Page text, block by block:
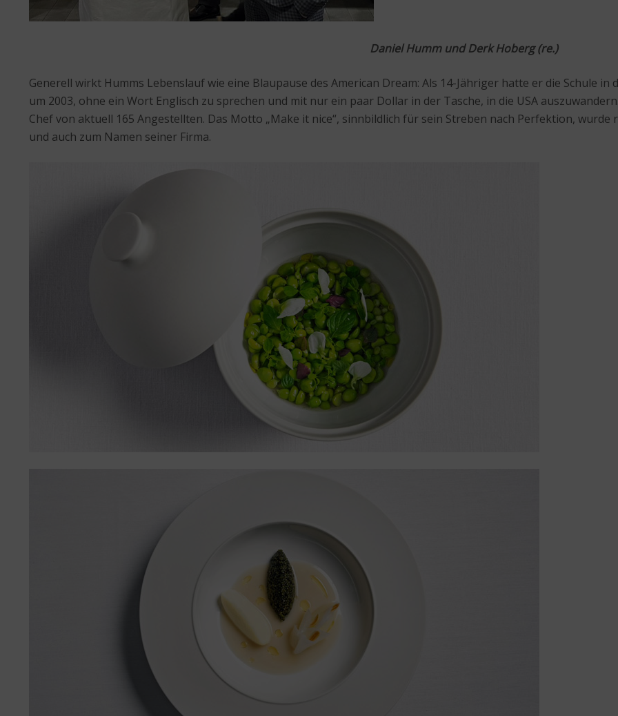
Daniel Humm und Derk Hoberg (re.)
Generell wirkt Humms Lebenslauf wie eine Blaupause des American Dream: Als 14-Jähriger hatte er die Schule
um 2003, ohne ein Wort Englisch zu sprechen und mit nur ein paar Dollar in der Tasche, in die USA
Chef von aktuell 165 Angestellten. Das Motto „Make it nice“, sinnbildlich für sein Streben nach Perfektion,
und auch zum Namen seiner Firma.